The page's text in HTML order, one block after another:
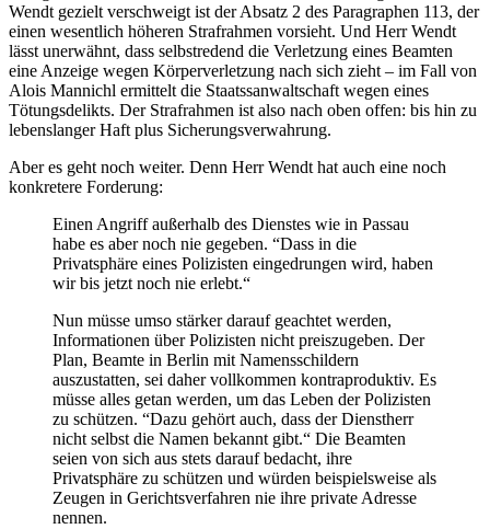
Wendt gezielt verschweigt ist der Absatz 2 des Paragraphen 113, der
einen wesentlich höheren Strafrahmen vorsieht. Und Herr Wendt
lässt unerwähnt, dass selbstredend die Verletzung eines Beamten
eine Anzeige wegen Körperverletzung nach sich zieht – im Fall von
Alois Mannichl ermittelt die Staatssanwaltschaft wegen eines
Tötungsdelikts. Der Strafrahmen ist also nach oben offen: bis hin zu
lebenslanger Haft plus Sicherungsverwahrung.
Aber es geht noch weiter. Denn Herr Wendt hat auch eine noch
konkretere Forderung:
Einen Angriff außerhalb des Dienstes wie in Passau
habe es aber noch nie gegeben. “Dass in die
Privatsphäre eines Polizisten eingedrungen wird, haben
wir bis jetzt noch nie erlebt.“
Nun müsse umso stärker darauf geachtet werden,
Informationen über Polizisten nicht preiszugeben. Der
Plan, Beamte in Berlin mit Namensschildern
auszustatten, sei daher vollkommen kontraproduktiv. Es
müsse alles getan werden, um das Leben der Polizisten
zu schützen. “Dazu gehört auch, dass der Dienstherr
nicht selbst die Namen bekannt gibt.“ Die Beamten
seien von sich aus stets darauf bedacht, ihre
Privatsphäre zu schützen und würden beispielsweise als
Zeugen in Gerichtsverfahren nie ihre private Adresse
nennen.